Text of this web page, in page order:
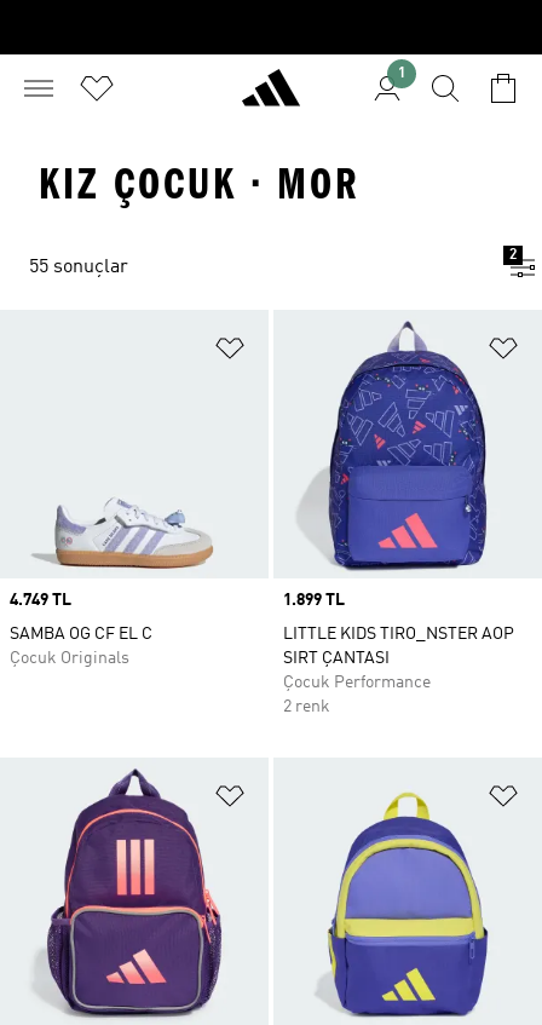
1
KIZ ÇOCUK · MOR
55 sonuçlar
2
Favori Listesine Ekle
Price
4.749 TL
SAMBA OG CF EL C
Çocuk Originals
Price
1.899 TL
LITTLE KIDS TIRO_NSTER AOP
SIRT ÇANTASI
Çocuk Performance
2 renk
Favori Listesine Ekle